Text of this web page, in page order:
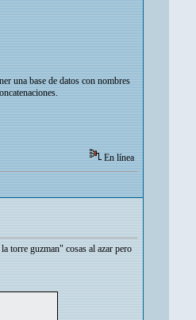
una base de datos con nombres
En línea
torre guzman" cosas al azar pero